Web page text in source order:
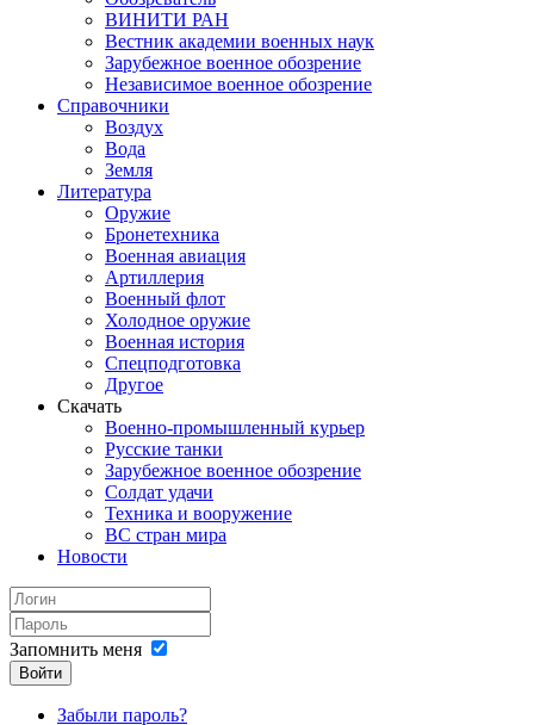
ВИНИТИ РАН
Вестник академии военных наук
Зарубежное военное обозрение
Независимое военное обозрение
Справочники
Воздух
Вода
Земля
Литература
Оружие
Бронетехника
Военная авиация
Артиллерия
Военный флот
Холодное оружие
Военная история
Спецподготовка
Другое
Скачать
Военно-промышленный курьер
Русские танки
Зарубежное военное обозрение
Солдат удачи
Техника и вооружение
ВС стран мира
Новости
Запомнить меня
Войти
Забыли пароль?